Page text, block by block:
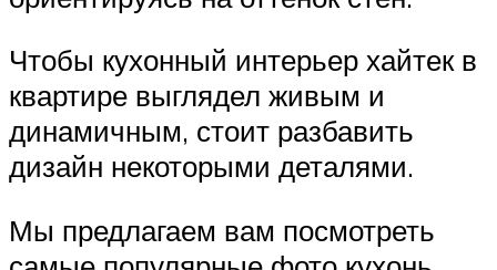
Чтобы кухонный интерьер хайтек в
квартире выглядел живым и
динамичным, стоит разбавить
дизайн некоторыми деталями.
Мы предлагаем вам посмотреть